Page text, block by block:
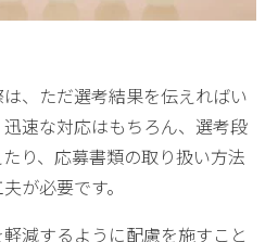
、ただ選考結果を伝えればい
速な対応はもちろん、選考段
り、応募書類の取り扱い方法
が必要です。
減するように配慮を施すこと